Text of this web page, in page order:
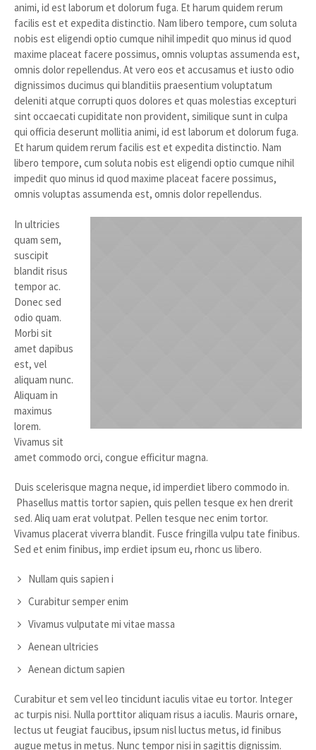
animi, id est laborum et dolorum fuga. Et harum quidem rerum
facilis est et expedita distinctio. Nam libero tempore, cum soluta
nobis est eligendi optio cumque nihil impedit quo minus id quod
maxime placeat facere possimus, omnis voluptas assumenda est,
omnis dolor repellendus. At vero eos et accusamus et iusto odio
dignissimos ducimus qui blanditiis praesentium voluptatum
deleniti atque corrupti quos dolores et quas molestias excepturi
sint occaecati cupiditate non provident, similique sunt in culpa
qui officia deserunt mollitia animi, id est laborum et dolorum fuga.
Et harum quidem rerum facilis est et expedita distinctio. Nam
libero tempore, cum soluta nobis est eligendi optio cumque nihil
impedit quo minus id quod maxime placeat facere possimus,
omnis voluptas assumenda est, omnis dolor repellendus.
In ultricies
quam sem,
suscipit
blandit risus
tempor ac.
Donec sed
odio quam.
Morbi sit
amet dapibus
est, vel
aliquam nunc.
Aliquam in
maximus
lorem.
Vivamus sit
amet commodo orci, congue efficitur magna.
Duis scelerisque magna neque, id imperdiet libero commodo in.
Phasellus mattis tortor sapien, quis pellen tesque ex hen drerit
sed. Aliq uam erat volutpat. Pellen tesque nec enim tortor.
Vivamus placerat viverra blandit. Fusce fringilla vulpu tate finibus.
Sed et enim finibus, imp erdiet ipsum eu, rhonc us libero.
Nullam quis sapien i
Curabitur semper enim
Vivamus vulputate mi vitae massa
Aenean ultricies
Aenean dictum sapien
Curabitur et sem vel leo tincidunt iaculis vitae eu tortor. Integer
ac turpis nisi. Nulla porttitor aliquam risus a iaculis. Mauris ornare,
lectus ut feugiat faucibus, ipsum nisl luctus metus, id finibus
augue metus in metus. Nunc tempor nisi in sagittis dignissim.